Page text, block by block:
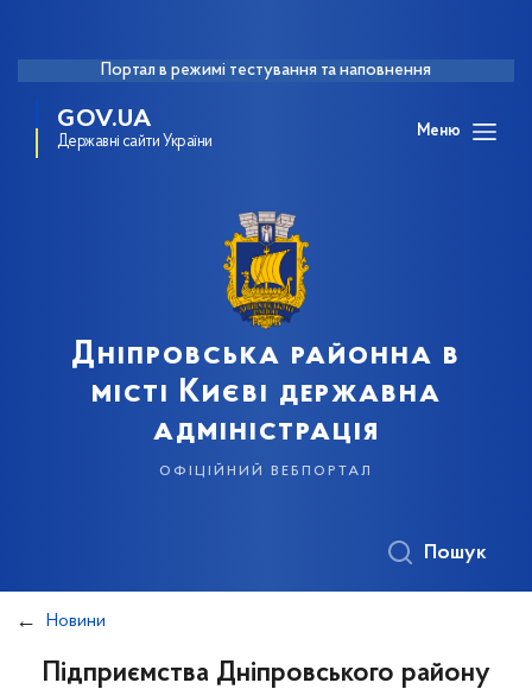
Портал в режимі тестування та наповнення
GOV.UA
Державні сайти України
Меню
Дніпровська районна в
місті Києві державна
адміністрація
офіційний вебпортал
Пошук
Новини
Підприємства Дніпровського району